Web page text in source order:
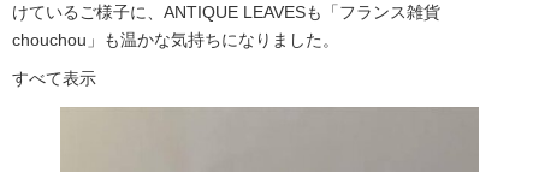
けているご様子に、ANTIQUE LEAVESも「フランス雑貨
chouchou」も温かな気持ちになりました。
すべて表示